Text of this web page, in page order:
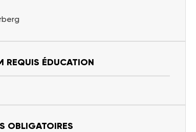
REQUIS ÉDUCATION
OBLIGATOIRES